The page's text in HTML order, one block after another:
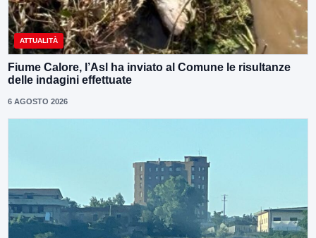
ATTUALITÀ
Fiume Calore, l’Asl ha inviato al Comune le risultanze
delle indagini effettuate
6 AGOSTO 2026